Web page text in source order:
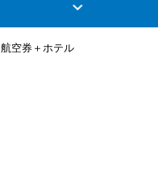
航空券＋ホテル